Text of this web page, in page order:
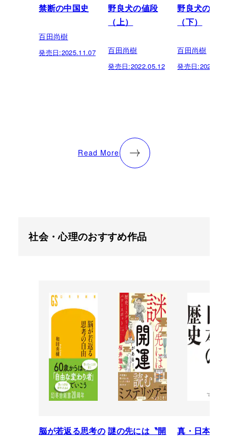
禁断の中国史
百田尚樹
発売日:2025.11.07
野良犬の値段
（上）
百田尚樹
発売日:2022.05.12
野良犬の値段
（下）
百田尚樹
発売日:
Read More
社会・心理のおすすめ作品
脳が若返る思考の 謎の先には〝開
真・日本の